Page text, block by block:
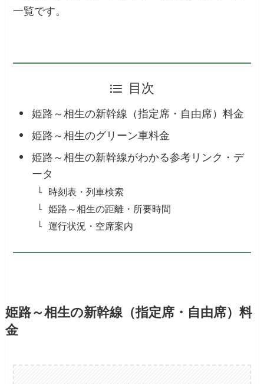
一覧です。
目次
姫路～相生の新幹線（指定席・自由席）料金
姫路～相生のグリーン車料金
姫路～相生の新幹線がわかる参考リンク・デ
ータ
時刻表・列車検索
姫路～相生の距離・所要時間
運行状況・空席案内
姫路～相生の新幹線（指定席・自由席）料
金